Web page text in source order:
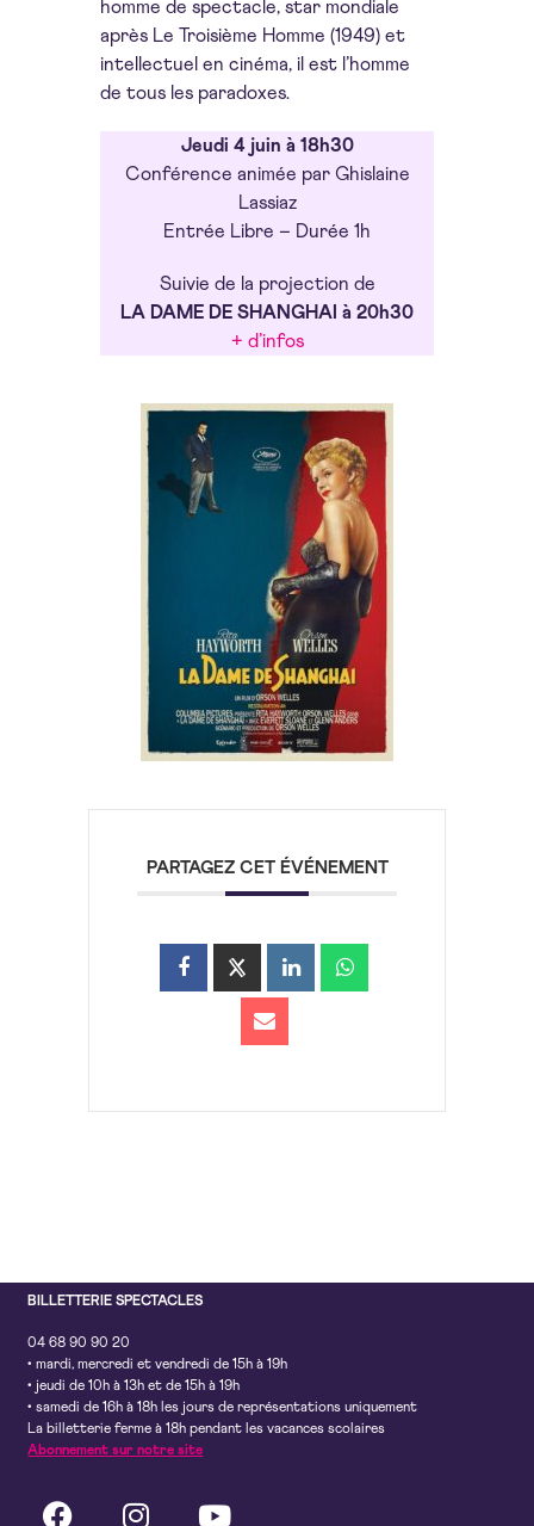
homme de spectacle, star mondiale
après Le Troisième Homme (1949) et
intellectuel en cinéma, il est l’homme
de tous les paradoxes.
Jeudi 4 juin à 18h30
Conférence animée par Ghislaine
Lassiaz
Entrée Libre – Durée 1h
Suivie de la projection de
LA DAME DE SHANGHAI à 20h30
+ d’infos
PARTAGEZ CET ÉVÉNEMENT
BILLETTERIE SPECTACLES
04 68 90 90 20
• mardi, mercredi et vendredi de 15h à 19h
• jeudi de 10h à 13h et de 15h à 19h
• samedi de 16h à 18h les jours de représentations uniquement
La billetterie ferme à 18h pendant les vacances scolaires
Abonnement sur notre site